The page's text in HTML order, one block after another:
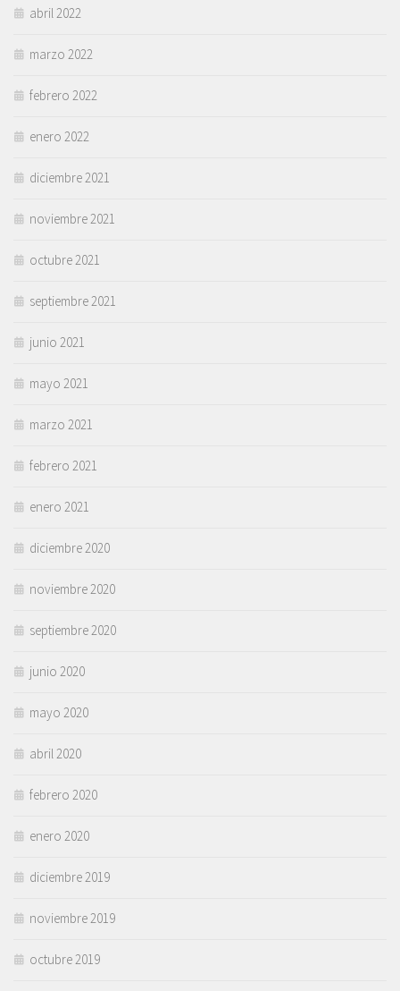
abril 2022
marzo 2022
febrero 2022
enero 2022
diciembre 2021
noviembre 2021
octubre 2021
septiembre 2021
junio 2021
mayo 2021
marzo 2021
febrero 2021
enero 2021
diciembre 2020
noviembre 2020
septiembre 2020
junio 2020
mayo 2020
abril 2020
febrero 2020
enero 2020
diciembre 2019
noviembre 2019
octubre 2019